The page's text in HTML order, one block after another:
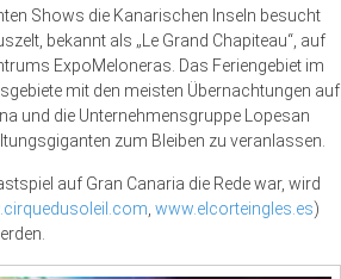
Shows die Kanarischen Inseln besucht
bekannt als „Le Grand Chapiteau“, auf
ExpoMeloneras. Das Feriengebiet im
mit den meisten Übernachtungen auf
und die Unternehmensgruppe Lopesan
zum Bleiben zu veranlassen.
auf Gran Canaria die Rede war, wird
, www.elcorteingles.es)